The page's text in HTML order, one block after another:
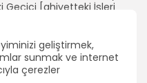
geliştirmek,
sunmak ve internet
çerezler
Geçici [ahiyetteki İşleri
Ve Bu Personele
Kurulu kararına
; ” Geçici personele, bu
bir ad altında